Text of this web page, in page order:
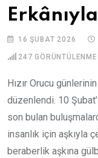
16 ŞUBAT 2026
247 GÖRÜNTÜLENME
Hızır Orucu
düzenlendi. 10
son bulan
insanlık için aşkıyla
beraberlik aşkına